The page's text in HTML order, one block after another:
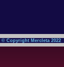
© Copyright Mercleta 2022